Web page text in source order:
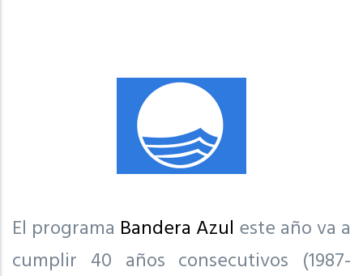
El programa Bandera Azul este año va a
cumplir 40 años consecutivos (1987-